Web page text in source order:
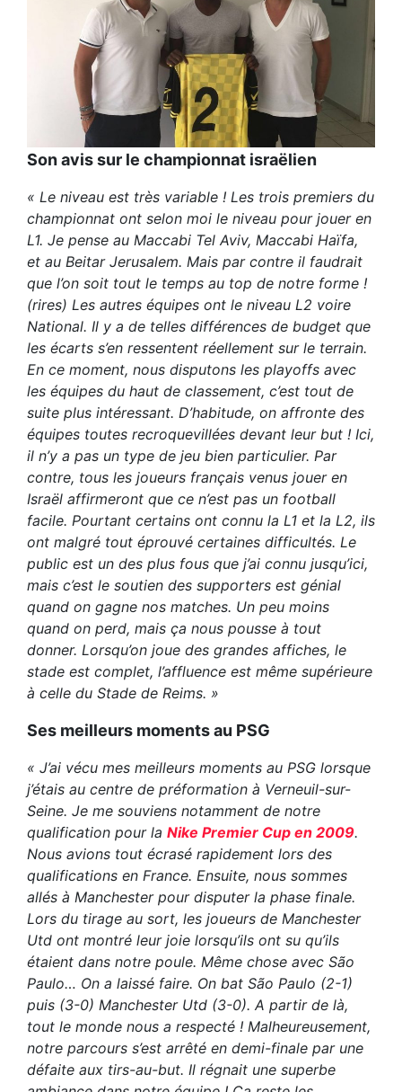
Son avis sur le championnat israëlien
« Le niveau est très variable ! Les trois premiers du
championnat ont selon moi le niveau pour jouer en
L1. Je pense au Maccabi Tel Aviv, Maccabi Haïfa,
et au Beitar Jerusalem. Mais par contre il faudrait
que l’on soit tout le temps au top de notre forme !
(rires) Les autres équipes ont le niveau L2 voire
National. Il y a de telles différences de budget que
les écarts s’en ressentent réellement sur le terrain.
En ce moment, nous disputons les playoffs avec
les équipes du haut de classement, c’est tout de
suite plus intéressant. D’habitude, on affronte des
équipes toutes recroquevillées devant leur but ! Ici,
il n’y a pas un type de jeu bien particulier. Par
contre, tous les joueurs français venus jouer en
Israël affirmeront que ce n’est pas un football
facile. Pourtant certains ont connu la L1 et la L2, ils
ont malgré tout éprouvé certaines difficultés. Le
public est un des plus fous que j’ai connu jusqu’ici,
mais c’est le soutien des supporters est génial
quand on gagne nos matches. Un peu moins
quand on perd, mais ça nous pousse à tout
donner. Lorsqu’on joue des grandes affiches, le
stade est complet, l’affluence est même supérieure
à celle du Stade de Reims. »
Ses meilleurs moments au PSG
« J’ai vécu mes meilleurs moments au PSG lorsque
j’étais au centre de préformation à Verneuil-sur-
Seine. Je me souviens notamment de notre
qualification pour la Nike Premier Cup en 2009.
Nous avions tout écrasé rapidement lors des
qualifications en France. Ensuite, nous sommes
allés à Manchester pour disputer la phase finale.
Lors du tirage au sort, les joueurs de Manchester
Utd ont montré leur joie lorsqu’ils ont su qu’ils
étaient dans notre poule. Même chose avec São
Paulo… On a laissé faire. On bat São Paulo (2-1)
puis (3-0) Manchester Utd (3-0). A partir de là,
tout le monde nous a respecté ! Malheureusement,
notre parcours s’est arrêté en demi-finale par une
défaite aux tirs-au-but. Il régnait une superbe